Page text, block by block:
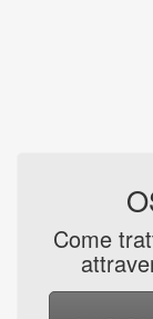
Come